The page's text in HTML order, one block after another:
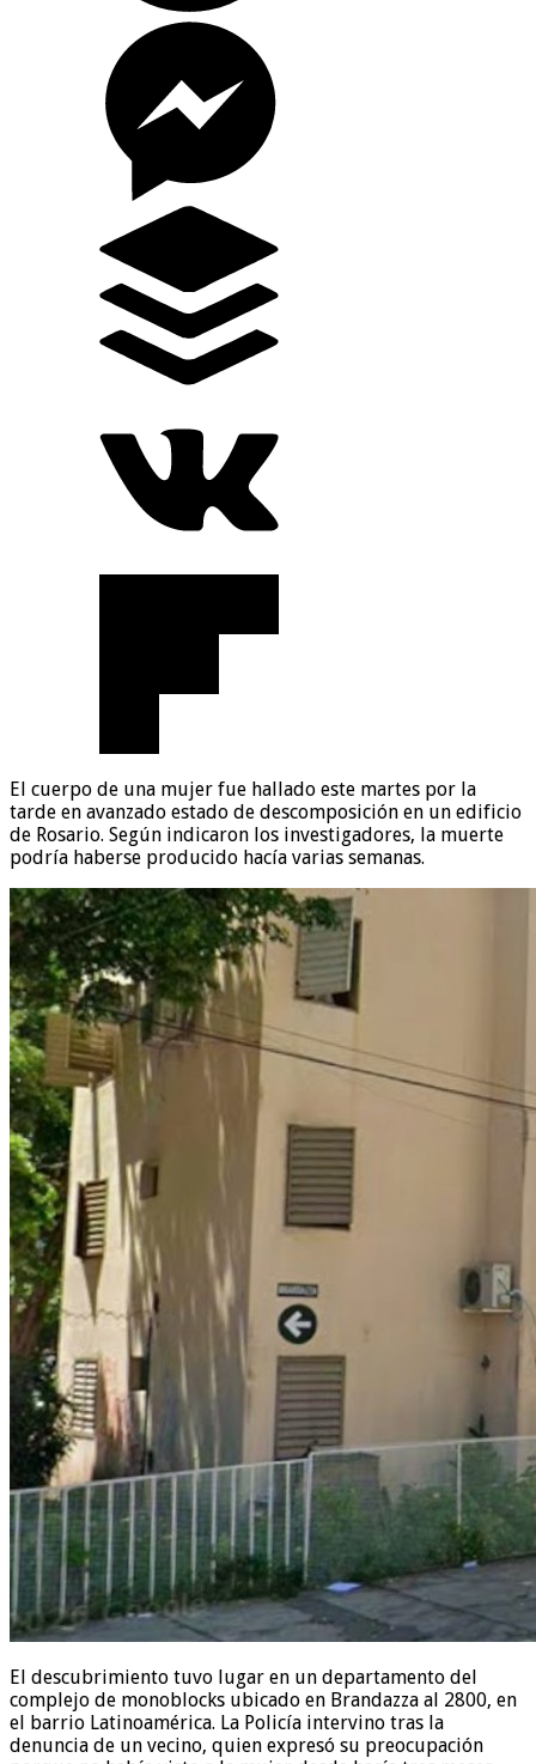
El cuerpo de una mujer fue hallado este martes por la
tarde en avanzado estado de descomposición en un edificio
de Rosario. Según indicaron los investigadores, la muerte
podría haberse producido hacía varias semanas.
El descubrimiento tuvo lugar en un departamento del
complejo de monoblocks ubicado en Brandazza al 2800, en
el barrio Latinoamérica. La Policía intervino tras la
denuncia de un vecino, quien expresó su preocupación